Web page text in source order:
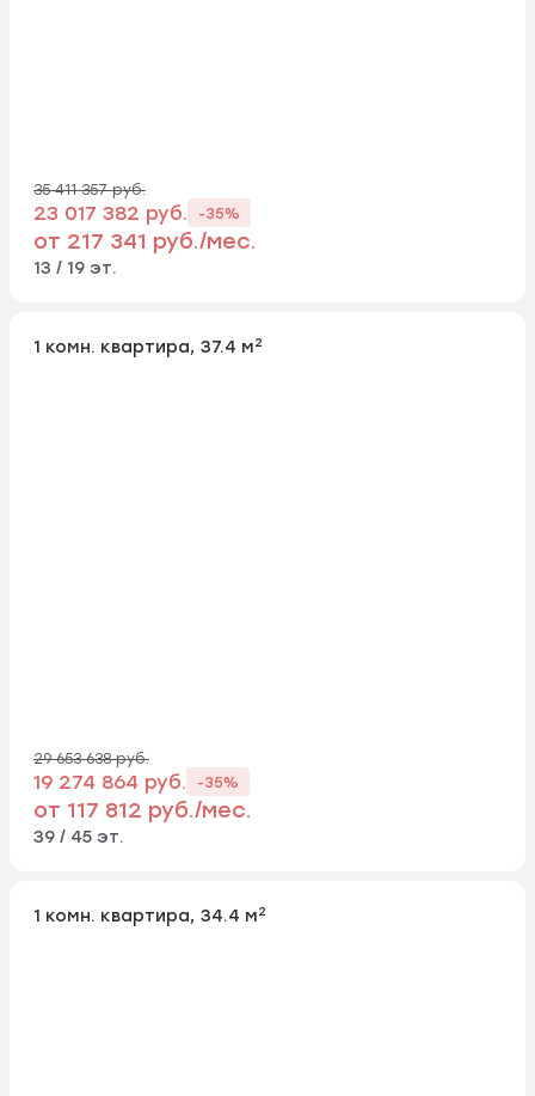
35 411 357 руб.
23 017 382 руб. -35%
от 217 341 руб./мес.
13 / 19 эт.
1 комн. квартира, 37.4 м2
29 653 638 руб.
19 274 864 руб. -35%
от 117 812 руб./мес.
39 / 45 эт.
1 комн. квартира, 34.4 м2